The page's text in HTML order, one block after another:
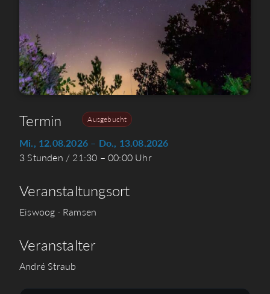
Termin Ausgebucht
Mi., 12.08.2026 – Do., 13.08.2026
3 Stunden / 21:30 – 00:00 Uhr
Veranstaltungsort
Eiswoog · Ramsen
Veranstalter
André Straub